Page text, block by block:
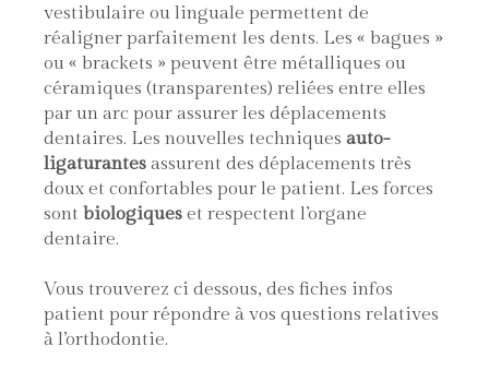
vestibulaire ou linguale permettent de
réaligner parfaitement les dents. Les « bagues »
ou « brackets » peuvent être métalliques ou
céramiques (transparentes) reliées entre elles
par un arc pour assurer les déplacements
dentaires. Les nouvelles techniques auto-
ligaturantes assurent des déplacements très
doux et confortables pour le patient. Les forces
sont biologiques et respectent l’organe
dentaire.
Vous trouverez ci dessous, des fiches infos
patient pour répondre à vos questions relatives
à l’orthodontie.